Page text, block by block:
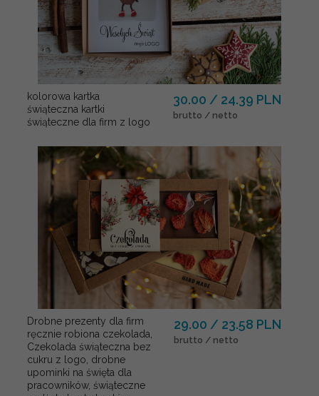
kolorowa kartka
świąteczna kartki
świąteczne dla firm z logo
30.00 / 24.39 PLN
brutto / netto
Drobne prezenty dla firm
ręcznie robiona czekolada,
Czekolada świąteczna bez
cukru z logo, drobne
upominki na święta dla
pracowników, świąteczne
29.00 / 23.58 PLN
brutto / netto